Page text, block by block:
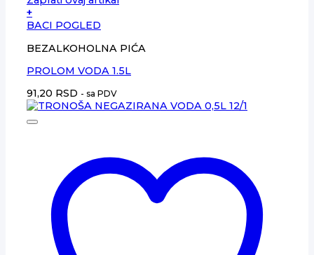
+
BACI POGLED
BEZALKOHOLNA PIĆA
PROLOM VODA 1.5L
91,20 RSD - sa PDV